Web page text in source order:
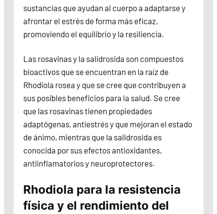
sustancias que ayudan al cuerpo a adaptarse y
afrontar el estrés de forma más eficaz,
promoviendo el equilibrio y la resiliencia.
Las rosavinas y la salidrosida son compuestos
bioactivos que se encuentran en la raíz de
Rhodiola rosea y que se cree que contribuyen a
sus posibles beneficios para la salud. Se cree
que las rosavinas tienen propiedades
adaptógenas, antiestrés y que mejoran el estado
de ánimo, mientras que la salidrosida es
conocida por sus efectos antioxidantes,
antiinflamatorios y neuroprotectores.
Rhodiola para la resistencia
física y el rendimiento del